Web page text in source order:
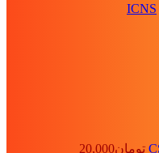
ICNS
تومان20,000